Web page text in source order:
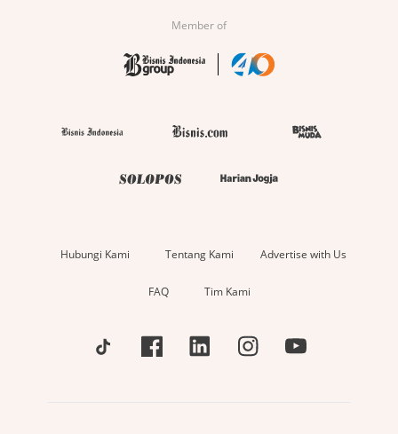
Member of
Hubungi Kami Tentang Kami Advertise with Us
FAQ Tim Kami